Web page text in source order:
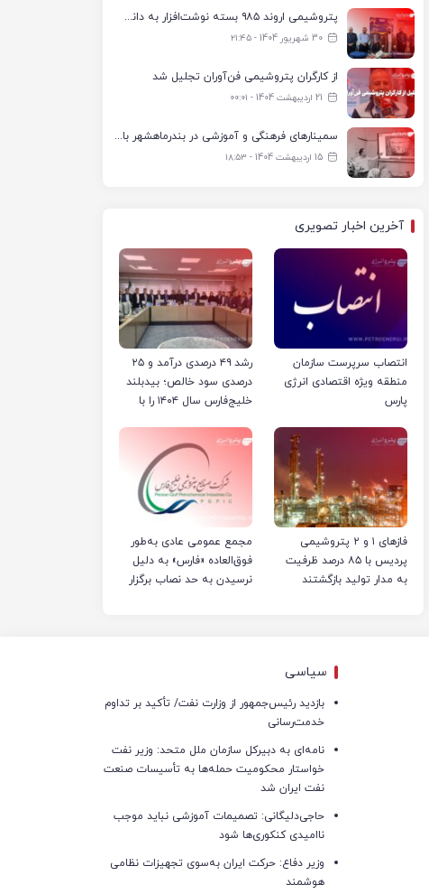
پتروشیمی اروند ۹۸۵ بسته نوشت‌افزار به دانش‌آموزان تحت پوشش کمیته امداد بندرماهشهر اهدا کرد
30 شهریور 1404 - ۲۱:۴۵
از کارگران پتروشیمی فن‌آوران تجلیل شد
21 اردیبهشت 1404 - ۰۰:۰۱
سمینارهای فرهنگی و آموزشی در بندرماهشهر با همکاری فرهنگ‌سرای پتروشیمی مارون
15 اردیبهشت 1404 - ۱۸:۵۳
آخرین اخبار تصویری
انتصاب سرپرست سازمان
منطقه ویژه اقتصادی انرژی
پارس
رشد ۴۹ درصدی درآمد و ۲۵
درصدی سود خالص؛ بیدبلند
خلیج‌فارس سال ۱۴۰۴ را با
رساند
فازهای ۱ و ۲ پتروشیمی
پردیس با ۸۵ درصد ظرفیت
به مدار تولید بازگشتند
مجمع عمومی عادی به‌طور
فوق‌العاده «فارس» به دلیل
نرسیدن به حد نصاب برگزار
سیاسی
بازدید رئیس‌جمهور از وزارت نفت/ تأکید بر تداوم
خدمت‌رسانی
نامه‌ای به دبیرکل سازمان ملل متحد: وزیر نفت
خواستار محکومیت حمله‌ها به تأسیسات صنعت
نفت ایران شد
حاجی‌دلیگانی: تصمیمات آموزشی نباید موجب
ناامیدی کنکوری‌ها شود
وزیر دفاع: حرکت ایران به‌سوی تجهیزات نظامی
هوشمند